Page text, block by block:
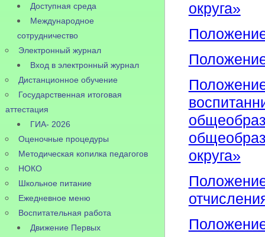
Доступная среда
Международное
сотрудничество
Электронный журнал
Вход в электронный журнал
Дистанционное обучение
Государственная итоговая
аттестация
ГИА- 2026
Оценочные процедуры
Методическая копилка педагогов
НОКО
Школьное питание
Ежедневное меню
Воспитательная работа
Движение Первых
округа»
округа»